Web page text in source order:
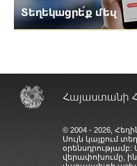
© 2004 - 2026,
Սույն կայքում
վերափոխումը,